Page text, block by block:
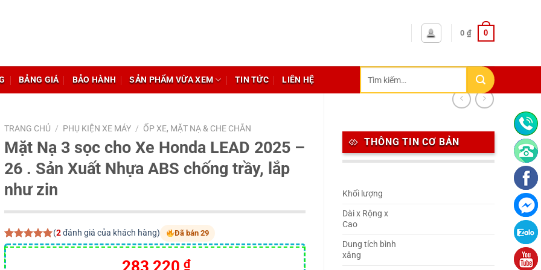
0 ₫ 0
BẢNG GIÁ BẢO HÀNH SẢN PHẨM VỪA XEM TIN TỨC LIÊN HỆ
kiếm:
THÔNG TIN CƠ BẢN
Khối lượng
Dài x Rộng x
Cao
Dung tích bình
xăng
TRANG CHỦ / PHỤ KIỆN XE MÁY / ỐP XE, MẶT NẠ & CHE CHẮN
Mặt Nạ 3 sọc cho Xe Honda LEAD 2025 –
26 . Sản Xuất Nhựa ABS chống trầy, lắp
như zin
5.00trên 5
dựa trên
2
đánh giá
(2đánh giá của khách hàng) Đã bán 29
Giá
283,220 ₫Giá